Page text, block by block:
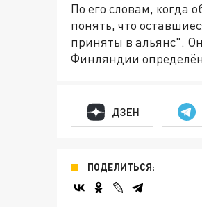
По его словам, когда
понять, что
приняты в альянс".
Финляндии
ДЗЕН
ПОДЕЛИТЬСЯ: